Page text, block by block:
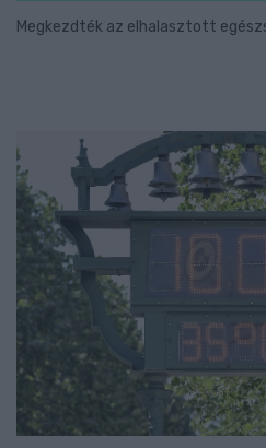
Megkezdték az elhalasztott